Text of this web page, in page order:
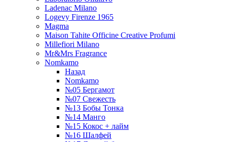
Ladenac Milano
Logevy Firenze 1965
Magma
Maison Tahite Officine Creative Profumi
Millefiori Milano
Mr&Mrs Fragrance
Nomkamo
Назад
Nomkamo
№05 Бергамот
№07 Свежесть
№13 Бобы Тонка
№14 Манго
№15 Кокос + лайм
№16 Шалфей